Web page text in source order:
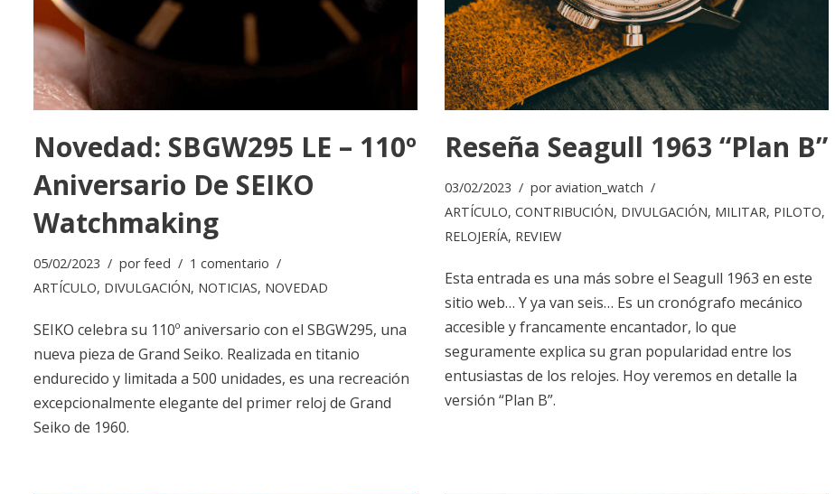
Novedad: SBGW295 LE – 110º
Aniversario De SEIKO
Watchmaking
05/02/2023 porfeed
1 comentario
ARTÍCULO, DIVULGACIÓN, NOTICIAS, NOVEDAD
SEIKO celebra su 110º aniversario con el SBGW295, una
nueva pieza de Grand Seiko. Realizada en titanio
endurecido y limitada a 500 unidades, es una recreación
excepcionalmente elegante del primer reloj de Grand
Seiko de 1960.
Reseña Seagull 1963 “Plan B”
03/02/2023 poraviation_watch
ARTÍCULO, CONTRIBUCIÓN, DIVULGACIÓN, MILITAR, PILOTO,
RELOJERÍA, REVIEW
Esta entrada es una más sobre el Seagull 1963 en este
sitio web… Y ya van seis… Es un cronógrafo mecánico
accesible y francamente encantador, lo que
seguramente explica su gran popularidad entre los
entusiastas de los relojes. Hoy veremos en detalle la
versión “Plan B”.